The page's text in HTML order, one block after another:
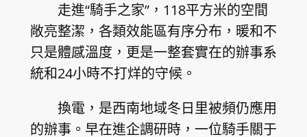
走進“騎手之家”，118平方米的空間
敞亮整潔，各類效能區有序分布，暖和不
只是體感溫度，更是一整套實在的辦事系
統和24小時不打烊的守候。
換電，是西南地域冬日里被頻仍應用
的辦事。早在進企調研時，一位騎手關于